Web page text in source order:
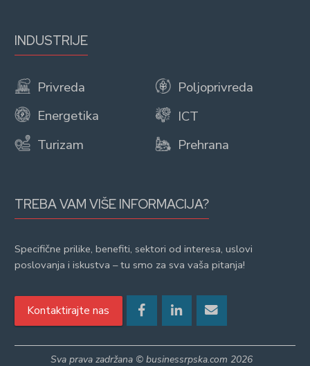
INDUSTRIJE
Privreda
Energetika
Turizam
Poljoprivreda
ICT
Prehrana
TREBA VAM VIŠE INFORMACIJA?
Specifične prilike, benefiti, sektori od interesa, uslovi
poslovanja i iskustva – tu smo za sva vaša pitanja!
Kontaktirajte nas
Sva prava zadržana © businessrpska.com 2026